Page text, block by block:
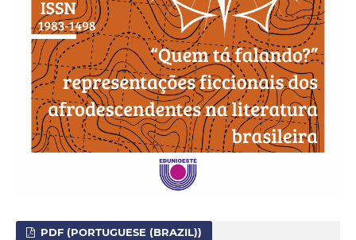
PDF (PORTUGUESE (BRAZIL))